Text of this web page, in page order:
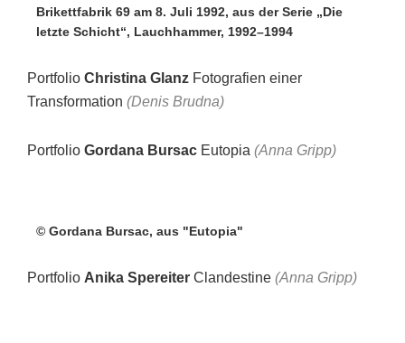
Brikettfabrik 69 am 8. Juli 1992, aus der Serie „Die
letzte Schicht“, Lauchhammer, 1992–1994
Portfolio Christina Glanz Fotografien einer
Transformation (Denis Brudna)
Portfolio Gordana Bursac Eutopia (Anna Gripp)
© Gordana Bursac, aus "Eutopia"
Portfolio Anika Spereiter Clandestine (Anna Gripp)